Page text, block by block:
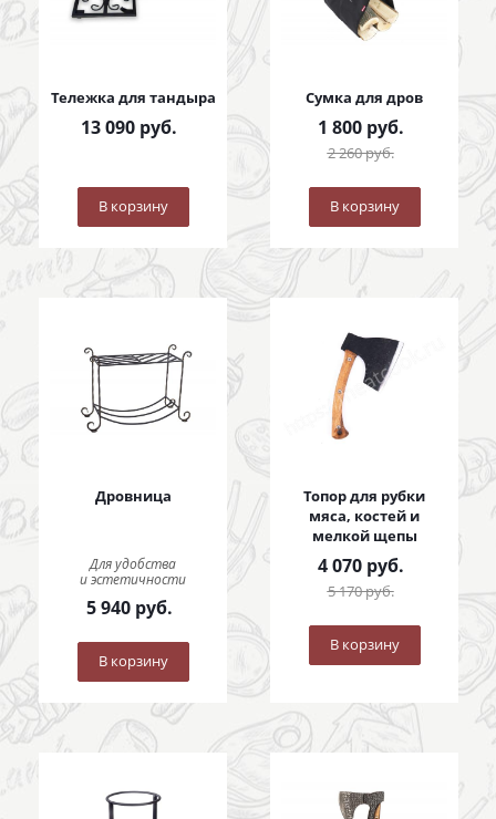
Тележка для тандыра
13 090 руб.
В корзину
Сумка для дров
1 800руб.
2 260руб.
В корзину
Дровница
Для удобства
и эстетичности
5 940руб.
В корзину
Топор для рубки
мяса, костей и
мелкой щепы
4 070руб.
5 170руб.
В корзину